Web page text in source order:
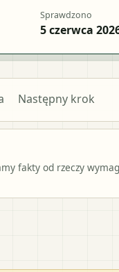
Sprawdzono
5 czerwca
Następny krok
fakty od rzeczy